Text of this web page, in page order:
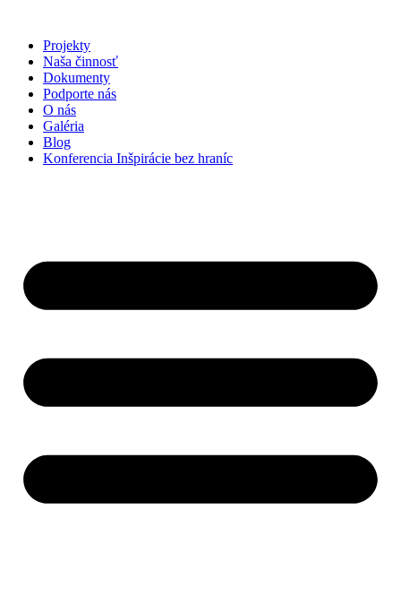
obsah
Projekty
Naša činnosť
Dokumenty
Podporte nás
O nás
Galéria
Blog
Konferencia Inšpirácie bez hraníc